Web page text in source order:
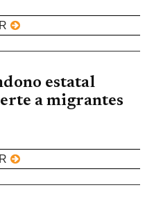
estatal
a migrantes